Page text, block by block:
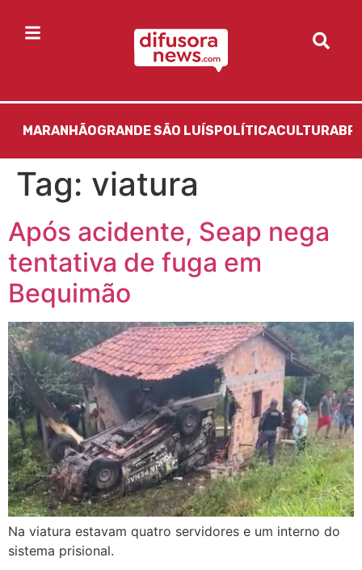
MARANHÃOGRANDE SÃO LUÍS POLÍTICACULTURA
Tag: viatura
Após acidente, Seap nega
tentativa de fuga em
Bequimão
Na viatura estavam quatro servidores e um interno do
sistema prisional.